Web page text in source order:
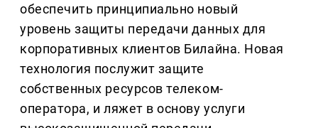
обеспечить принципиально новый
уровень защиты передачи данных для
корпоративных клиентов Билайна. Новая
технология послужит защите
собственных ресурсов телеком-
оператора, и ляжет в основу услуги